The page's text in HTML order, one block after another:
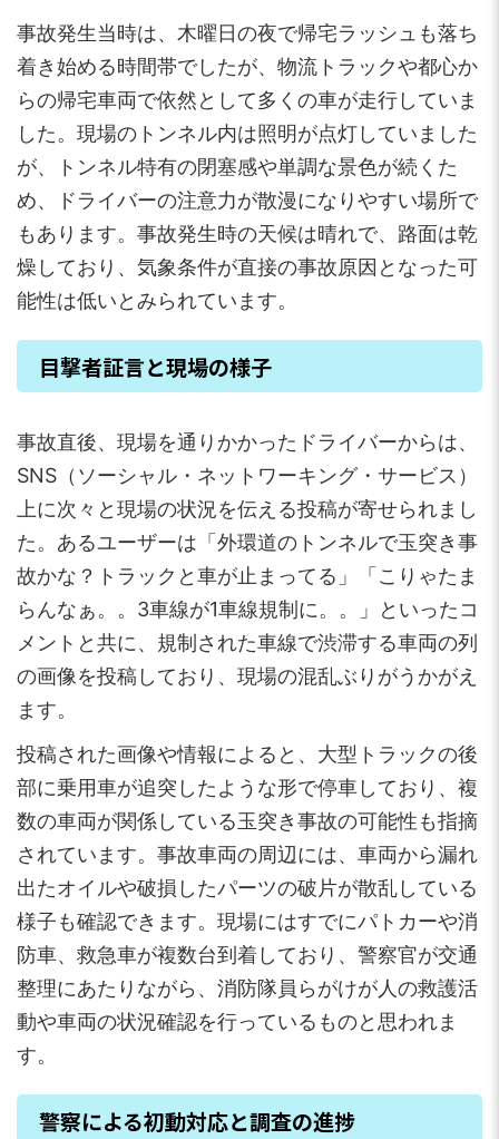
事故発生当時は、木曜日の夜で帰宅ラッシュも落ち
着き始める時間帯でしたが、物流トラックや都心か
らの帰宅車両で依然として多くの車が走行していま
した。現場のトンネル内は照明が点灯していました
が、トンネル特有の閉塞感や単調な景色が続くた
め、ドライバーの注意力が散漫になりやすい場所で
もあります。事故発生時の天候は晴れで、路面は乾
燥しており、気象条件が直接の事故原因となった可
能性は低いとみられています。
目撃者証言と現場の様子
事故直後、現場を通りかかったドライバーからは、
SNS（ソーシャル・ネットワーキング・サービス）
上に次々と現場の状況を伝える投稿が寄せられまし
た。あるユーザーは「外環道のトンネルで玉突き事
故かな？トラックと車が止まってる」「こりゃたま
らんなぁ。。3車線が1車線規制に。。」といったコ
メントと共に、規制された車線で渋滞する車両の列
の画像を投稿しており、現場の混乱ぶりがうかがえ
ます。
投稿された画像や情報によると、大型トラックの後
部に乗用車が追突したような形で停車しており、複
数の車両が関係している玉突き事故の可能性も指摘
されています。事故車両の周辺には、車両から漏れ
出たオイルや破損したパーツの破片が散乱している
様子も確認できます。現場にはすでにパトカーや消
防車、救急車が複数台到着しており、警察官が交通
整理にあたりながら、消防隊員らがけが人の救護活
動や車両の状況確認を行っているものと思われま
す。
警察による初動対応と調査の進捗